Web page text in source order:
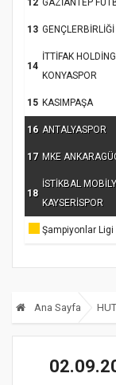
12 GAZİANTEP
13 GENÇLERBİRLİĞİ
14
İTTİFAK HOLDİNG
KONYASPOR
15 KASIMPAŞA
16 ANTALYASPOR
17 MKE
18
İSTİKBAL
KAYSERİSPOR
Şampiyonlar Ligi
Ana Sayfa